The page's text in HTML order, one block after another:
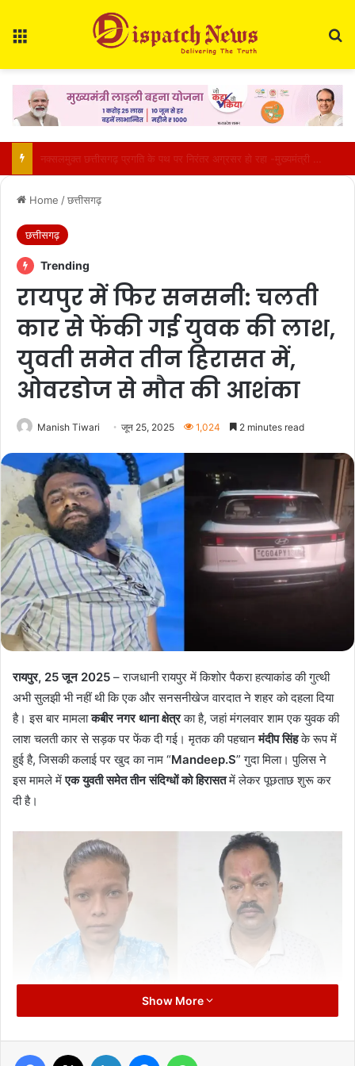
Home /छत्तीसगढ़
छत्तीसगढ़
Trending
रायपुर में फिर सनसनी: चलती
कार से फेंकी गई युवक की लाश,
युवती समेत तीन हिरासत में,
ओवरडोज से मौत की आशंका
Manish Tiwari जून 25, 2025 1,024 2 minutes read
रायपुर, 25 जून 2025 – राजधानी रायपुर में किशोर पैकरा हत्याकांड की गुत्थी
अभी सुलझी भी नहीं थी कि एक और सनसनीखेज वारदात ने शहर को दहला दिया
है। इस बार मामलाकबीर नगर थाना क्षेत्रका है, जहां मंगलवार शाम एक युवक की
लाश चलती कार से सड़क पर फेंक दी गई। मृतक की पहचानमंदीप सिंहके रूप में
हुई है, जिसकी कलाई पर खुद का नाम “Mandeep.S” गुदा मिला। पुलिस ने
इस मामले मेंएक युवती समेत तीन संदिग्धों को हिरासतमें लेकर पूछताछ शुरू कर
दी है।
Show More
Facebook LinkedIn Messenger